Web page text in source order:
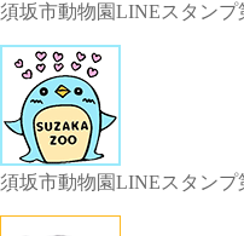
須坂市動物園LINEスタンプ
須坂市動物園LINEスタンプ